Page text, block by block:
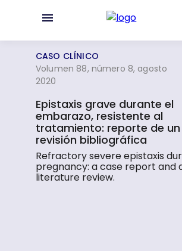
CASO CLÍNICO
Volumen 88, número 8, agosto
2020
Epistaxis grave durante el
embarazo, resistente al
tratamiento: reporte de
revisión bibliográfica
Refractory severe epistaxis
pregnancy: a case report and
literature review.